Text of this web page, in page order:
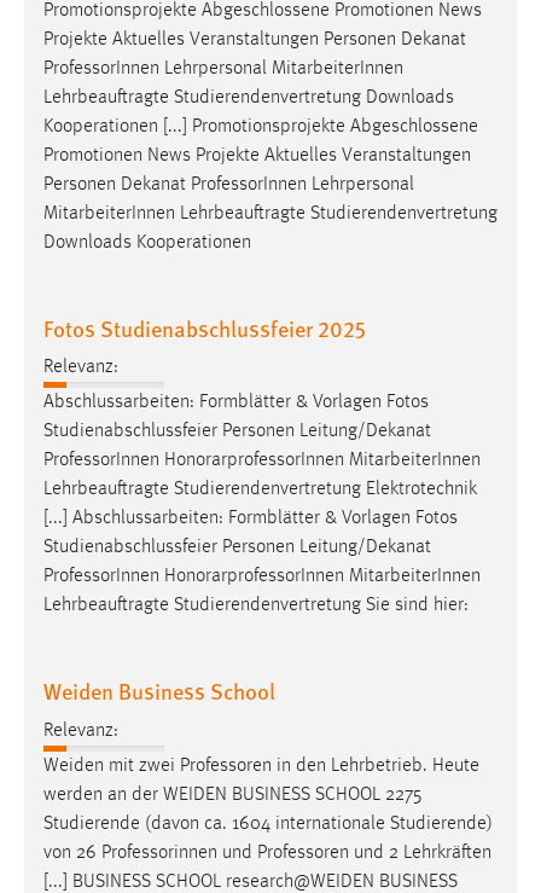
Promotionsprojekte Abgeschlossene Promotionen News
Projekte Aktuelles Veranstaltungen Personen Dekanat
Professor Innen Lehrpersonal MitarbeiterInnen
Lehrbeauftragte Studierendenvertretung Downloads
Kooperationen [...] Promotionsprojekte Abgeschlossene
Promotionen News Projekte Aktuelles Veranstaltungen
Personen Dekanat Professor Innen Lehrpersonal
MitarbeiterInnen Lehrbeauftragte Studierendenvertretung
Downloads Kooperationen
Fotos Studienabschlussfeier 2025
Relevanz:
Abschlussarbeiten: Formblätter & Vorlagen Fotos
Studienabschlussfeier Personen Leitung/Dekanat
ProfessorInnen HonorarprofessorInnen MitarbeiterInnen
Lehrbeauftragte Studierendenvertretung Elektrotechnik
[...] Abschlussarbeiten: Formblätter & Vorlagen Fotos
Studienabschlussfeier Personen Leitung/Dekanat
ProfessorInnen HonorarprofessorInnen MitarbeiterInnen
Lehrbeauftragte Studierendenvertretung Sie sind hier:
Weiden Business School
Relevanz:
Weiden mit zwei Professoren in den Lehrbetrieb. Heute
werden an der WEIDEN BUSINESS SCHOOL 2275
Studierende (davon ca. 1604 internationale Studierende)
von 26 Professorinnen und Professoren und 2 Lehrkräften
[...] BUSINESS SCHOOL research@WEIDEN BUSINESS